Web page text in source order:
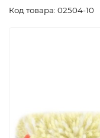
Код товара: 02504-10